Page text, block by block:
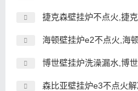
捷克森壁挂炉不点火,捷
海顿壁挂炉e2不点火,海
博世壁挂炉洗澡漏水,博
森比亚壁挂炉e3不点火解决办